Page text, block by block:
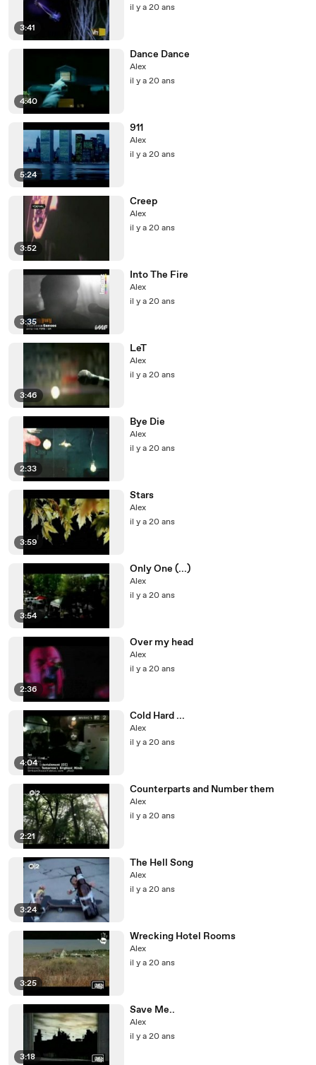
3:41
il y a 20 ans
4:40
Dance Dance
Alex
il y a 20 ans
5:24
911
Alex
il y a 20 ans
3:52
Creep
Alex
il y a 20 ans
3:35
Into The Fire
Alex
il y a 20 ans
3:46
LeT
Alex
il y a 20 ans
2:33
Bye Die
Alex
il y a 20 ans
3:59
Stars
Alex
il y a 20 ans
3:54
Only One (...)
Alex
il y a 20 ans
2:36
Over my head
Alex
il y a 20 ans
4:04
Cold Hard ...
Alex
il y a 20 ans
2:21
Counterparts and Number them
Alex
il y a 20 ans
3:24
The Hell Song
Alex
il y a 20 ans
3:25
Wrecking Hotel Rooms
Alex
il y a 20 ans
3:18
Save Me..
Alex
il y a 20 ans